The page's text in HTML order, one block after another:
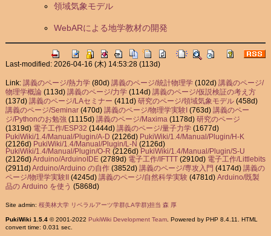
領域気象モデル
WebARによる地学教材の開発
Last-modified: 2026-04-16 (木) 14:53:28(113d)
Link: 講義のページ/熱力学(80d) 講義のページ/統計物理学(102d) 講義のページ/
物理学概論(113d) 講義のページ/力学(114d) 講義のページ/仮説検証の考え方
(137d) 講義のページ/LAセミナー (411d) 研究のページ/領域気象モデル(458d)
講義のページ/Seminar(470d) 講義のページ/物理学実験I (763d) 講義のペー
ジ/Pythonのお勉強 (1115d) 講義のページ/Maxima (1178d) 研究のページ
(1319d) 電子工作/ESP32 (1444d) 講義のページ/量子力学(1677d)
PukiWiki/1.4/Manual/Plugin/A-D (2126d) PukiWiki/1.4/Manual/Plugin/H-K
(2126d) PukiWiki/1.4/Manual/Plugin/L-N (2126d)
PukiWiki/1.4/Manual/Plugin/O-R (2126d) PukiWiki/1.4/Manual/Plugin/S-U
(2126d)Arduino/ArduinoIDE(2789d) 電子工作/IFTTT(2910d) 電子工作/Littlebits
(2911d)Arduino/Arduino の自作(3852d) 講義のページ/専攻入門 (4174d) 講義の
ページ/物理学実験II
(4245d) 講義のページ/自然科学実験(4781d) Arduino/既製
品の Arduino を使う (5868d)
Site admin: 桜美林大学 リベラルアーツ学群(LA学群)担当 森 厚
PukiWiki 1.5.4© 2001-2022 PukiWiki Development Team. Powered by PHP 8.4.11. HTML
convert time: 0.031 sec.